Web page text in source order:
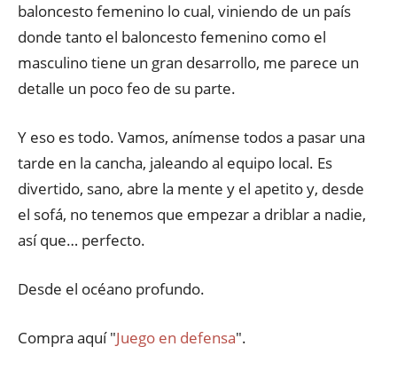
baloncesto femenino lo cual, viniendo de un país
donde tanto el baloncesto femenino como el
masculino tiene un gran desarrollo, me parece un
detalle un poco feo de su parte.
Y eso es todo. Vamos, anímense todos a pasar una
tarde en la cancha, jaleando al equipo local. Es
divertido, sano, abre la mente y el apetito y, desde
el sofá, no tenemos que empezar a driblar a nadie,
así que… perfecto.
Desde el océano profundo.
Compra aquí "Juego en defensa".